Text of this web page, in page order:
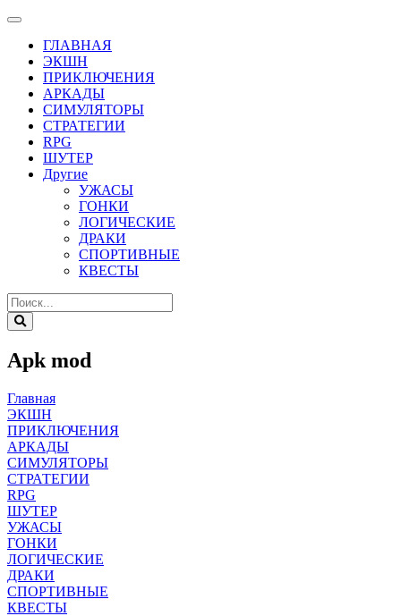
ГЛАВНАЯ
ЭКШН
ПРИКЛЮЧЕНИЯ
АРКАДЫ
СИМУЛЯТОРЫ
СТРАТЕГИИ
RPG
ШУТЕР
Другие
УЖАСЫ
ГОНКИ
ЛОГИЧЕСКИЕ
ДРАКИ
СПОРТИВНЫЕ
КВЕСТЫ
Apk mod
Главная
ЭКШН
ПРИКЛЮЧЕНИЯ
АРКАДЫ
СИМУЛЯТОРЫ
СТРАТЕГИИ
RPG
ШУТЕР
УЖАСЫ
ГОНКИ
ЛОГИЧЕСКИЕ
ДРАКИ
СПОРТИВНЫЕ
КВЕСТЫ